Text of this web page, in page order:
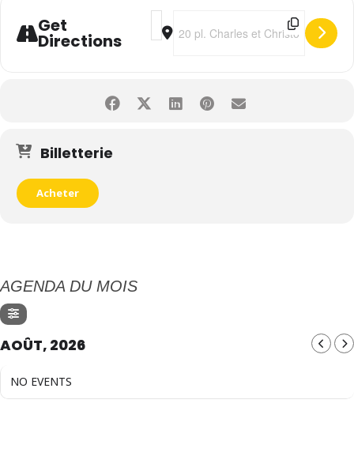
Get
Directions
Address - I Gotta Feeling • La
Destination Address - I Gotta
Billetterie
Acheter
AGENDA DU MOIS
AOÛT, 2026
NO EVENTS